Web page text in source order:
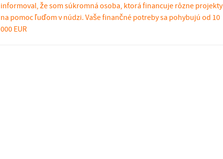
informoval, že som súkromná osoba, ktorá financuje rôzne projekty
na pomoc ľuďom v núdzi. Vaše finančné potreby sa pohybujú od 10
000 EUR